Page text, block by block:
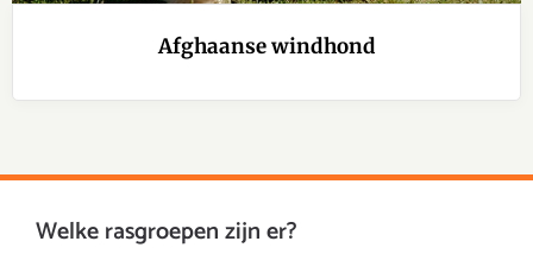
Afghaanse windhond
Welke rasgroepen zijn er?